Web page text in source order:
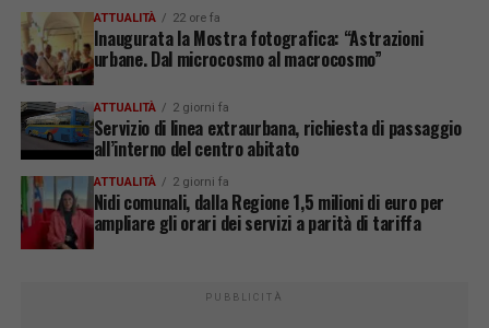
ATTUALITÀ 22 ore fa
Inaugurata la Mostra fotografica: “Astrazioni
urbane. Dal microcosmo al macrocosmo”
ATTUALITÀ 2 giorni fa
Servizio di linea extraurbana, richiesta di passaggio
all’interno del centro abitato
ATTUALITÀ 2 giorni fa
Nidi comunali, dalla Regione 1,5 milioni di euro per
ampliare gli orari dei servizi a parità di tariffa
PUBBLICITÀ